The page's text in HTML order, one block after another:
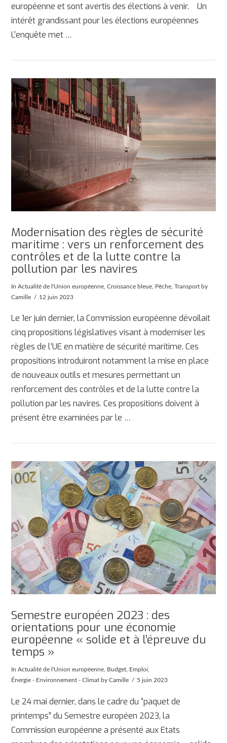
européenne et sont avertis des élections à venir. Un
intérêt grandissant pour les élections européennes
L’enquête met …
AFFICHER
Modernisation des règles de sécurité
maritime : vers un renforcement des
contrôles et de la lutte contre la
pollution par les navires
InActualité de l'Union européenne ,Croissance bleue Pêche ,Transport by
Camille
12 juin 2023
Le 1er juin dernier, la Commission européenne dévoilait
cinq propositions législatives visant à moderniser les
règles de l’UE en matière de sécurité maritime. Ces
propositions introduiront notamment la mise en place
de nouveaux outils et mesures permettant un
renforcement des contrôles et de la lutte contre la
pollution par les navires. Ces propositions doivent à
présent être examinées par le …
Semestre européen 2023 : des
orientations pour une économie
européenne « solide et à l’épreuve du
temps »
InActualité de l'Union européenne Budget Emploi
Énergie - Environnement - Climat by Camille 5 juin 2023
Le 24 mai dernier, dans le cadre du “paquet de
printemps” du Semestre européen 2023, la
Commission européenne a présenté aux Etats